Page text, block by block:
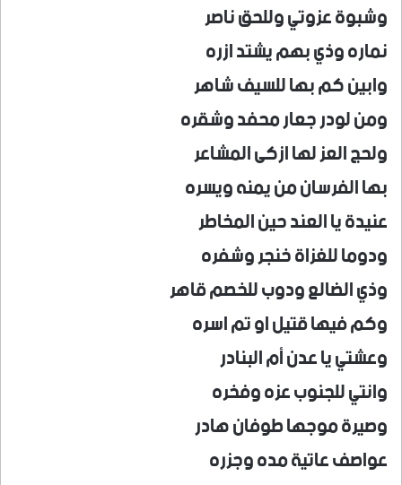
وشبوة عزوتي وللحق ناصر
نماره وذي بهم يشتد ازره
وابين كم بها للسيف شاهر
ومن لودر جعار محفد وشقره
ولحج العز لها ازكى المشاعر
بها الفرسان من يمنه ويسره
عنيدة يا العند حين المخاطر
ودوما للغزاة خنجر وشفره
وذي الضالع ودوب للخصم قاهر
وكم فيها قتيل او تم اسره
وعشتي يا عدن أم البنادر
وانتي للجنوب عزه وفخره
وصيرة موجها طوفان هادر
عواصف عاتية مده وجزره